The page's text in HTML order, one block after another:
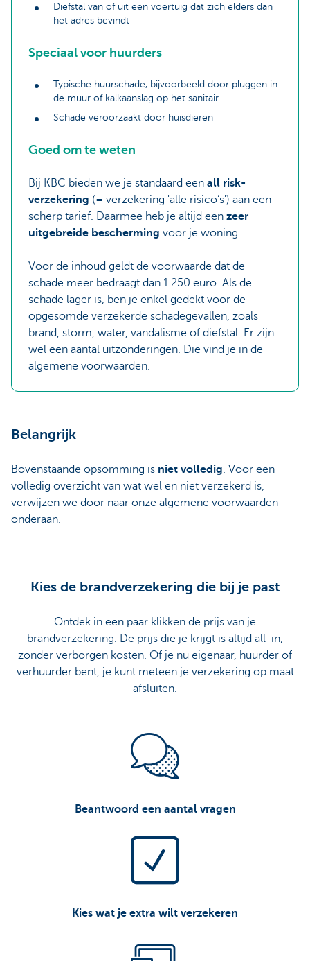
Diefstal van of uit een voertuig dat zich elders dan
het adres bevindt
Speciaal voor huurders
Typische huurschade, bijvoorbeeld door pluggen in
de muur of kalkaanslag op het sanitair
Schade veroorzaakt door huisdieren
Goed om te weten
Bij KBC bieden we je standaard een all risk-
verzekering (= verzekering 'alle risico’s') aan een
scherp tarief. Daarmee heb je altijd een zeer
uitgebreide bescherming voor je woning.
Voor de inhoud geldt de voorwaarde dat de
schade meer bedraagt dan 1.250 euro. Als de
schade lager is, ben je enkel gedekt voor de
opgesomde verzekerde schadegevallen, zoals
brand, storm, water, vandalisme of diefstal. Er zijn
wel een aantal uitzonderingen. Die vind je in de
algemene voorwaarden.
Belangrijk
Bovenstaande opsomming is niet volledig . Voor een
volledig overzicht van wat wel en niet verzekerd is,
verwijzen we door naar onze algemene voorwaarden
onderaan.
Kies de brandverzekering die bij je past
Ontdek in een paar klikken de prijs van je
brandverzekering. De prijs die je krijgt is altijd all-in,
zonder verborgen kosten. Of je nu eigenaar, huurder of
verhuurder bent, je kunt meteen je verzekering op maat
afsluiten.
Beantwoord een aantal vragen
Kies wat je extra wilt verzekeren